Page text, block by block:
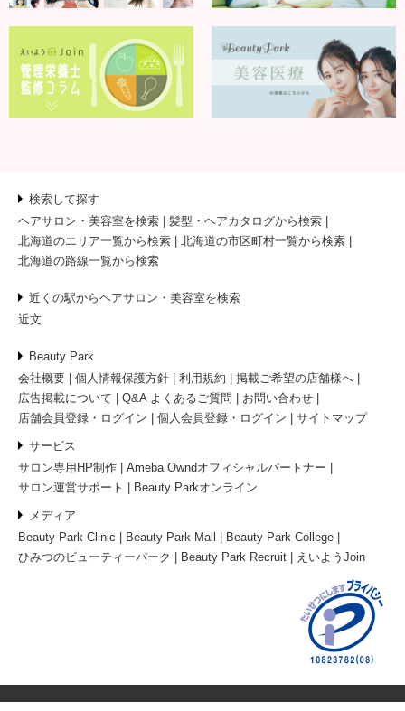
検索して探す
ヘアサロン・美容室を検索
髪型・ヘアカタログから検索
北海道のエリア一覧から検索
北海道の市区町村一覧から検索
北海道の路線一覧から検索
近くの駅からヘアサロン・美容室を検索
近文
Beauty Park
会社概要
個人情報保護方針 利用規約
掲載ご希望の店舗様へ
広告掲載について
Q&A よくあるご質問
お問い合わせ
店舗会員登録・ログイン
個人会員登録・ログイン サイトマップ
サービス
サロン専用HP制作
Ameba Owndオフィシャルパートナー
サロン運営サポート
Beauty Parkオンライン
メディア
Beauty Park Clinic
Beauty Park Mall
Beauty Park College
ひみつのビューティーパーク
Beauty Park Recruit えいようJoin